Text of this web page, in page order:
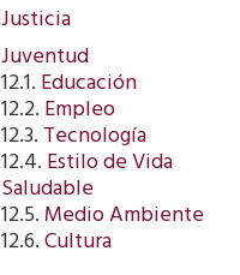
Justicia
Juventud
12.1.Educación
12.2.Empleo
12.3.Tecnología
12.4.Estilo de Vida
Saludable
12.5.Medio Ambiente
12.6.Cultura